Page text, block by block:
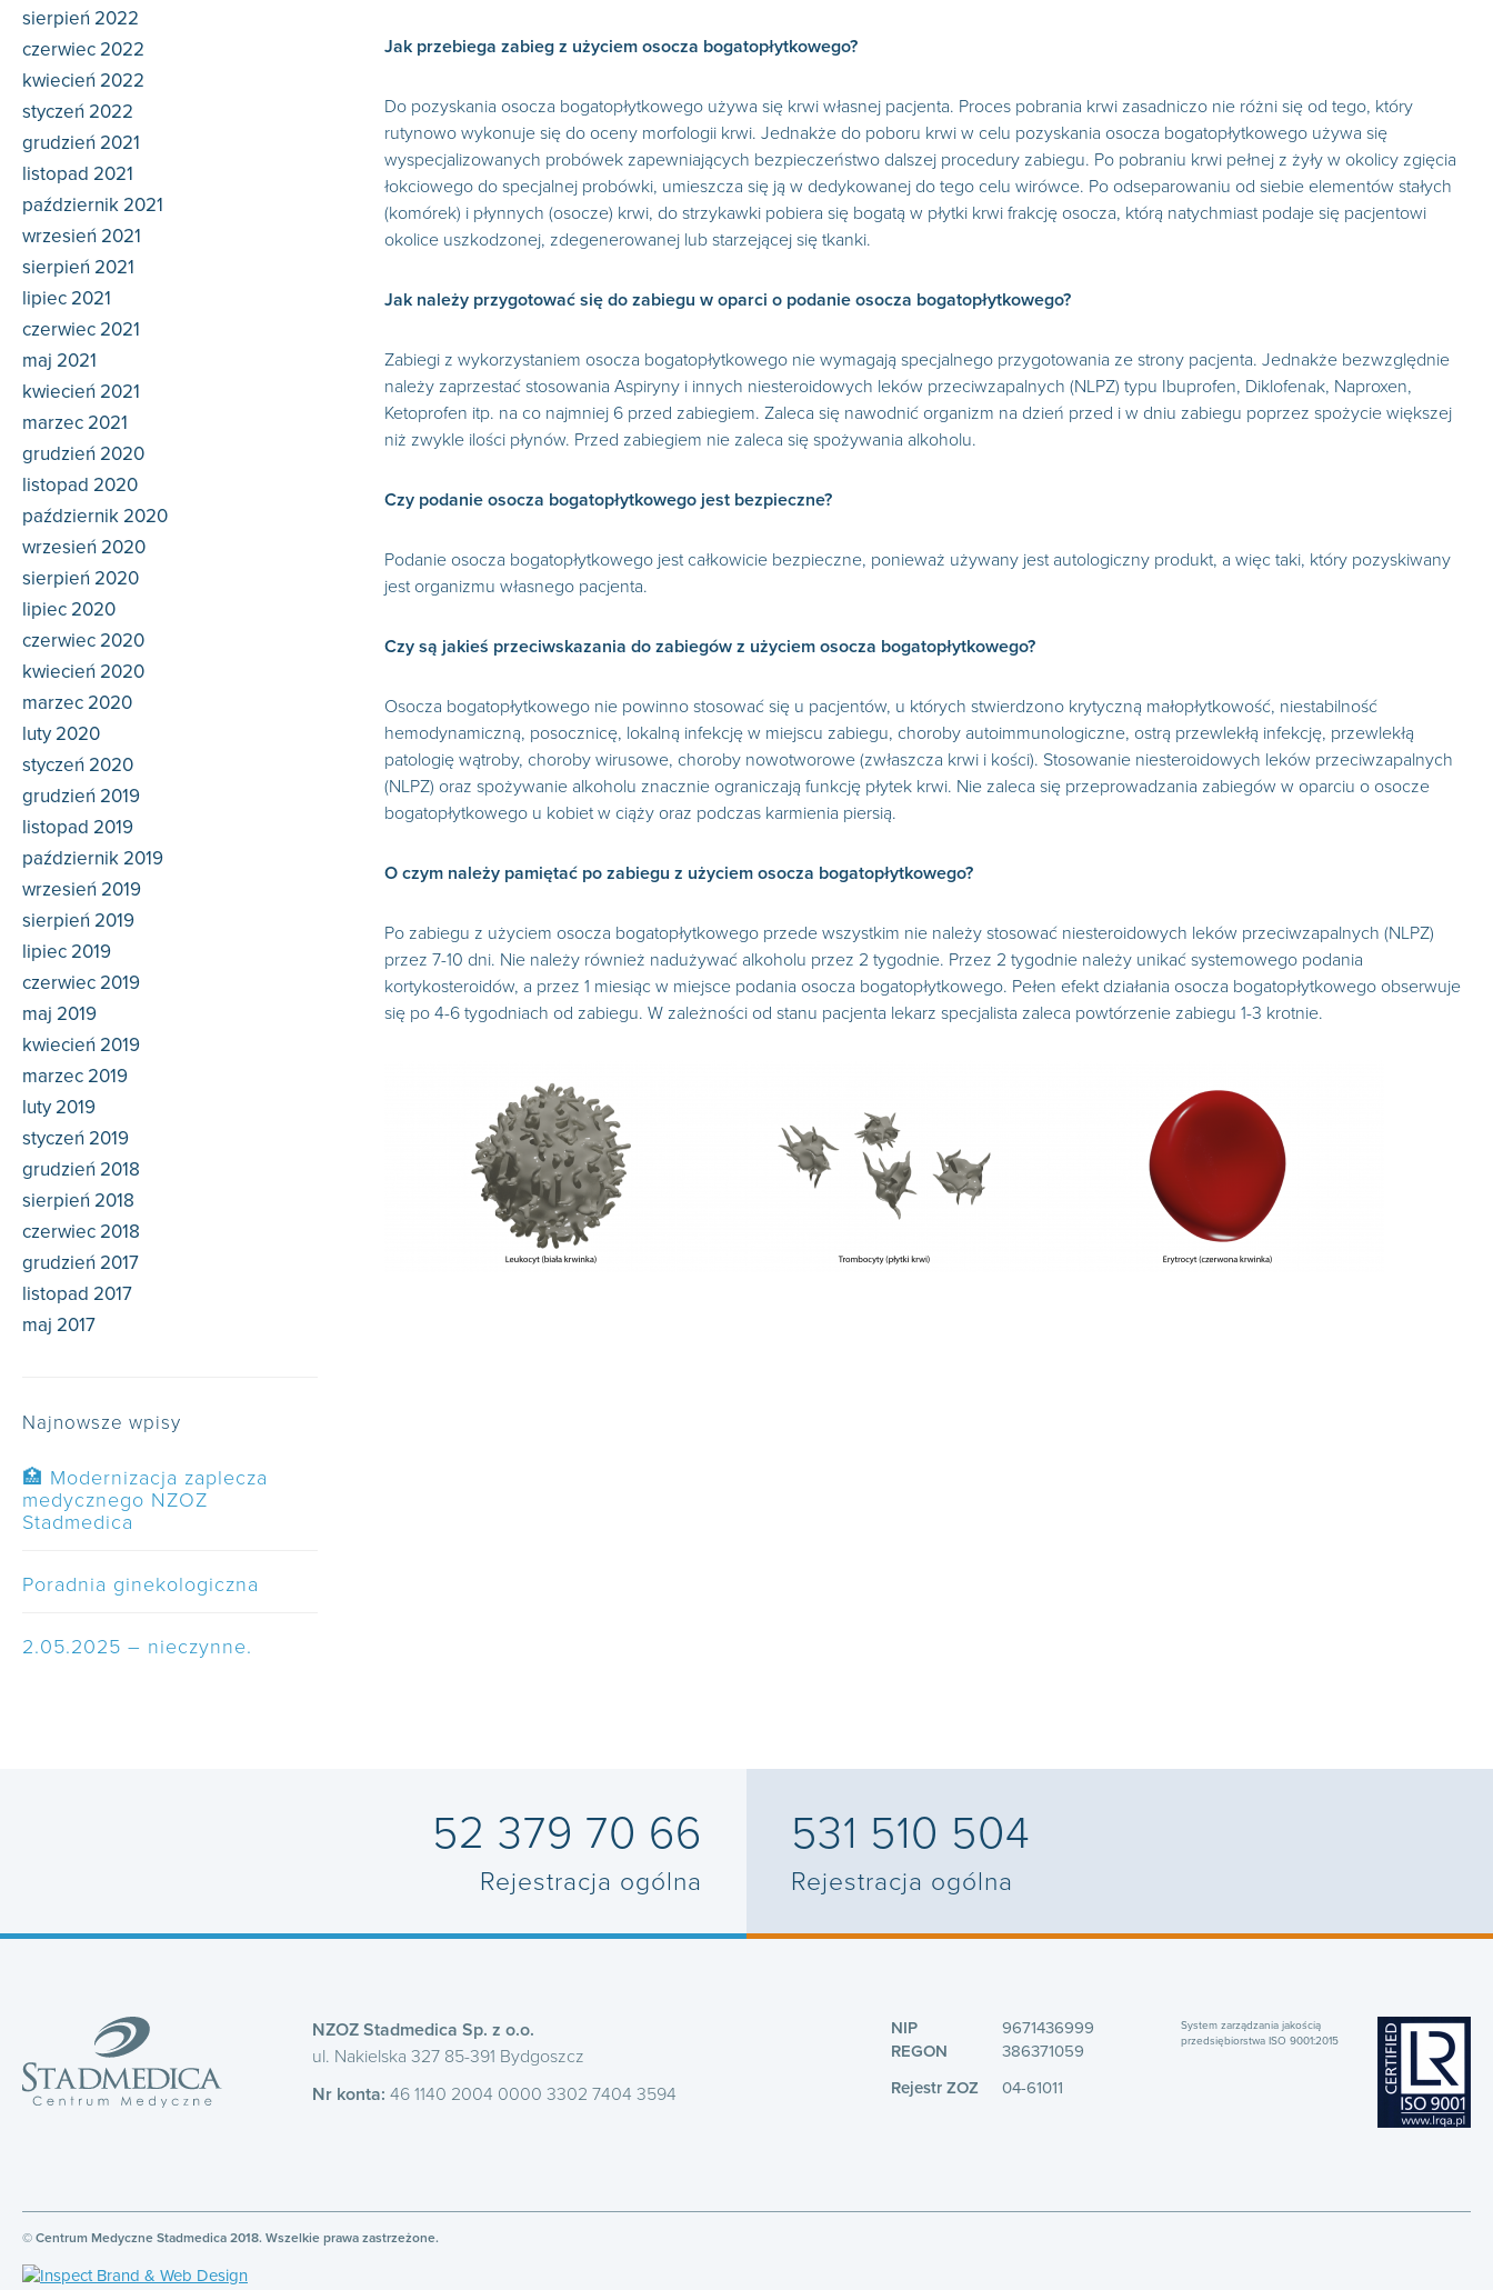
Jak przebiega zabieg z użyciem osocza bogatopłytkowego?
Do pozyskania osocza bogatopłytkowego używa się krwi własnej pacjenta. Proces pobrania krwi zasadniczo nie różni się od tego, który
rutynowo wykonuje się do oceny morfologii krwi. Jednakże do poboru krwi w celu pozyskania osocza bogatopłytkowego używa się
wyspecjalizowanych probówek zapewniających bezpieczeństwo dalszej procedury zabiegu. Po pobraniu krwi pełnej z żyły w okolicy zgięcia
łokciowego do specjalnej probówki, umieszcza się ją w dedykowanej do tego celu wirówce. Po odseparowaniu od siebie elementów stałych
(komórek) i płynnych (osocze) krwi, do strzykawki pobiera się bogatą w płytki krwi frakcję osocza, którą natychmiast podaje się pacjentowi
okolice uszkodzonej, zdegenerowanej lub starzejącej się tkanki.
Jak należy przygotować się do zabiegu w oparci o podanie osocza bogatopłytkowego?
Zabiegi z wykorzystaniem osocza bogatopłytkowego nie wymagają specjalnego przygotowania ze strony pacjenta. Jednakże bezwzględnie
należy zaprzestać stosowania Aspiryny i innych niesteroidowych leków przeciwzapalnych (NLPZ) typu Ibuprofen, Diklofenak, Naproxen,
Ketoprofen itp. na co najmniej 6 przed zabiegiem. Zaleca się nawodnić organizm na dzień przed i w dniu zabiegu poprzez spożycie większej
niż zwykle ilości płynów. Przed zabiegiem nie zaleca się spożywania alkoholu.
Czy podanie osocza bogatopłytkowego jest bezpieczne?
Podanie osocza bogatopłytkowego jest całkowicie bezpieczne, ponieważ używany jest autologiczny produkt, a więc taki, który pozyskiwany
jest organizmu własnego pacjenta.
Czy są jakieś przeciwskazania do zabiegów z użyciem osocza bogatopłytkowego?
Osocza bogatopłytkowego nie powinno stosować się u pacjentów, u których stwierdzono krytyczną małopłytkowość, niestabilność
hemodynamiczną, posocznicę, lokalną infekcję w miejscu zabiegu, choroby autoimmunologiczne, ostrą przewlekłą infekcję, przewlekłą
patologię wątroby, choroby wirusowe, choroby nowotworowe (zwłaszcza krwi i kości). Stosowanie niesteroidowych leków przeciwzapalnych
(NLPZ) oraz spożywanie alkoholu znacznie ograniczają funkcję płytek krwi. Nie zaleca się przeprowadzania zabiegów w oparciu o osocze
bogatopłytkowego u kobiet w ciąży oraz podczas karmienia piersią.
O czym należy pamiętać po zabiegu z użyciem osocza bogatopłytkowego?
Po zabiegu z użyciem osocza bogatopłytkowego przede wszystkim nie należy stosować niesteroidowych leków przeciwzapalnych (NLPZ)
przez 7-10 dni. Nie należy również nadużywać alkoholu przez 2 tygodnie. Przez 2 tygodnie należy unikać systemowego podania
kortykosteroidów, a przez 1 miesiąc w miejsce podania osocza bogatopłytkowego. Pełen efekt działania osocza bogatopłytkowego obserwuje
się po 4-6 tygodniach od zabiegu. W zależności od stanu pacjenta lekarz specjalista zaleca powtórzenie zabiegu 1-3 krotnie.
sierpień 2022
czerwiec 2022
kwiecień 2022
styczeń 2022
grudzień 2021
listopad 2021
październik 2021
wrzesień 2021
sierpień 2021
lipiec 2021
czerwiec 2021
maj 2021
kwiecień 2021
marzec 2021
grudzień 2020
listopad 2020
październik 2020
wrzesień 2020
sierpień 2020
lipiec 2020
czerwiec 2020
kwiecień 2020
marzec 2020
luty 2020
styczeń 2020
grudzień 2019
listopad 2019
październik 2019
wrzesień 2019
sierpień 2019
lipiec 2019
czerwiec 2019
maj 2019
kwiecień 2019
marzec 2019
luty 2019
styczeń 2019
grudzień 2018
sierpień 2018
czerwiec 2018
grudzień 2017
listopad 2017
maj 2017
Najnowsze wpisy
🏥 Modernizacja zaplecza
medycznego NZOZ
Stadmedica
Poradnia ginekologiczna
2.05.2025 – nieczynne.
52 379 70 66
Rejestracja ogólna
531 510 504
Rejestracja ogólna
NZOZ Stadmedica Sp. z o.o.
ul. Nakielska 327 85-391 Bydgoszcz
Nr konta: 46 1140 2004 0000 3302 7404 3594
NIP
9671436999
REGON
386371059
Rejestr ZOZ
04-61011
System zarządzania jakością
przedsiębiorstwa ISO 9001:2015
© Centrum Medyczne Stadmedica 2018. Wszelkie prawa zastrzeżone.